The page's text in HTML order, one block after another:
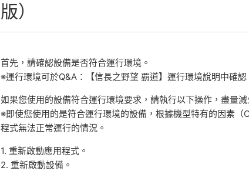
版）
首先，請確認設備是否符合運行環境。
※運行環境可於Q&A：【信長之野望 覇道】運行環境說明中確認
如果您使用的設備符合運行環境要求，請執行以下操作，盡量
※即使您使用的是符合運行環境的設備，根據機型特有的因素
程式無法正常運行的情況。
1. 重新啟動應用程式。
2. 重新啟動設備。